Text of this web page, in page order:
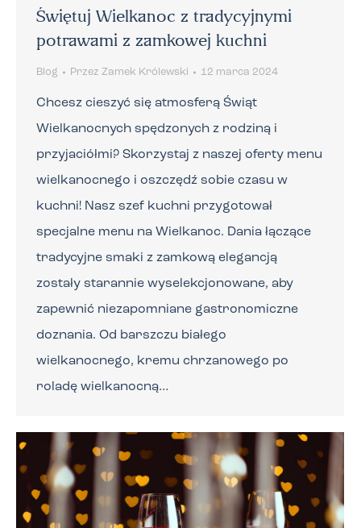
Świętuj Wielkanoc z tradycyjnymi
potrawami z zamkowej kuchni
Blog Przez Zamek Królewski 12 marca 2024
Chcesz cieszyć się atmosferą Świąt
Wielkanocnych spędzonych z rodziną i
przyjaciółmi? Skorzystaj z naszej oferty menu
wielkanocnego i oszczędź sobie czasu w
kuchni! Nasz szef kuchni przygotował
specjalne menu na Wielkanoc. Dania łączące
tradycyjne smaki z zamkową elegancją
zostały starannie wyselekcjonowane, aby
zapewnić niezapomniane gastronomiczne
doznania. Od barszczu białego
wielkanocnego, kremu chrzanowego po
roladę wielkanocną…